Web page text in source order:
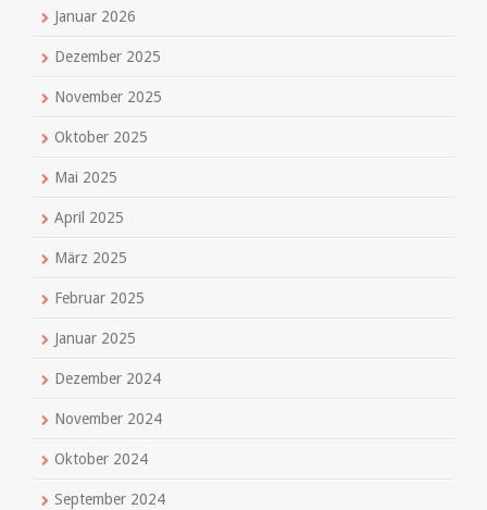
Januar 2026
Dezember 2025
November 2025
Oktober 2025
Mai 2025
April 2025
März 2025
Februar 2025
Januar 2025
Dezember 2024
November 2024
Oktober 2024
September 2024